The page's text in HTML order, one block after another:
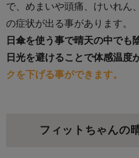
で、めまいや頭痛、けいれん、
の症状が出る事があります。
日傘を使う事で晴天の中でも
日光を避けることで体感温度
クを下げる事ができます。
フィットちゃんの